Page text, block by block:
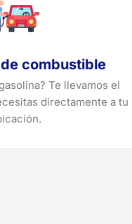
combustible
Te llevamos el
directamente a tu